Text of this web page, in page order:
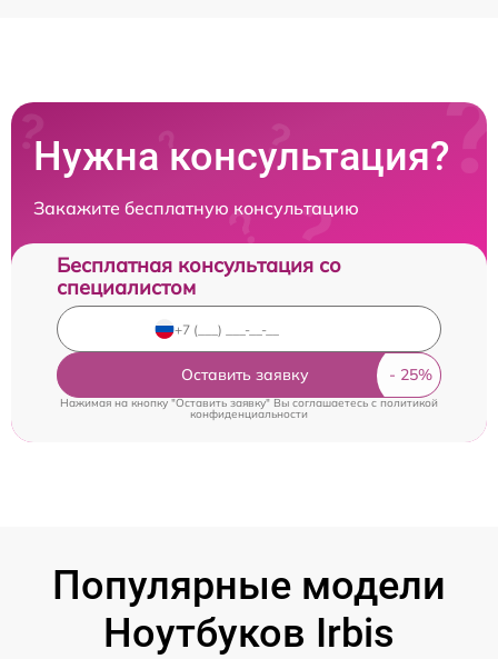
Нужна консультация?
Закажите бесплатную консультацию
Бесплатная консультация со
специалистом
Оставить заявку
Нажимая на кнопку "Оставить заявку" Вы соглашаетесь c политикой
конфиденциальности
Популярные модели
Ноутбуков Irbis